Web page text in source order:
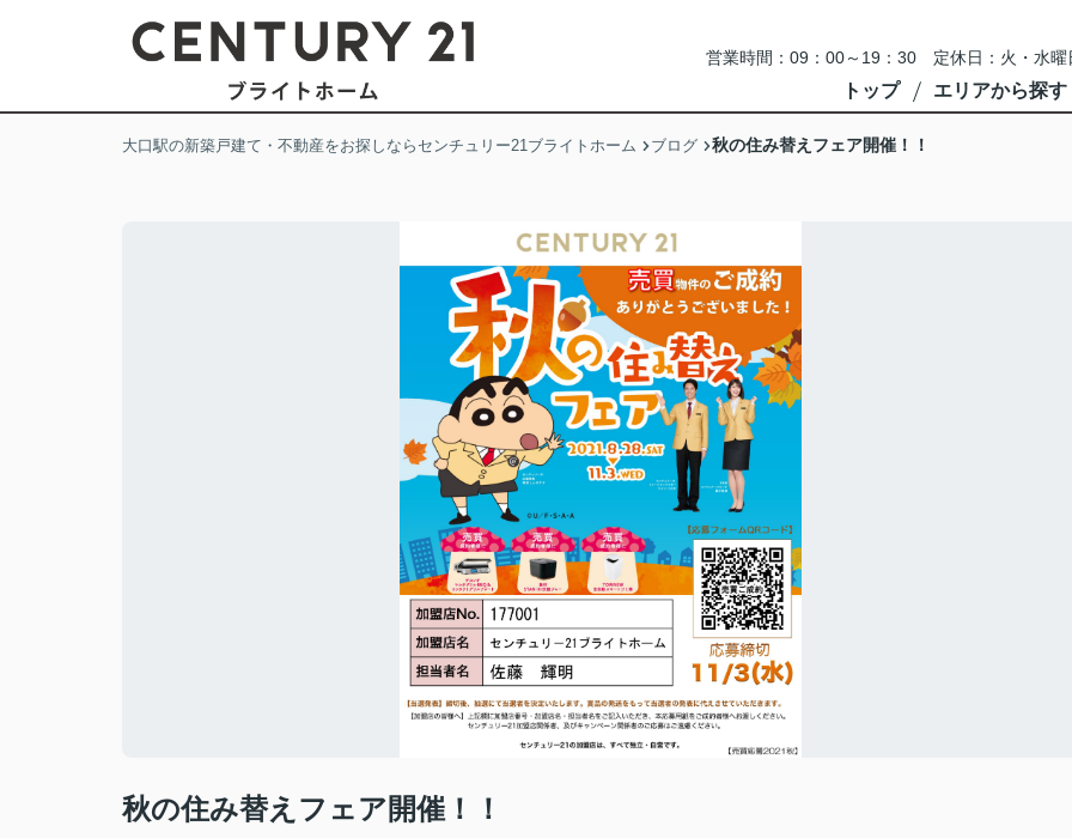
営業時間：09：00～19：30 定休日：火・水
トップ エリアから探す
大口駅の新築戸建て・不動産をお探しならセンチュリー21ブライトホーム ブログ 秋の住み替えフェア開催！！
秋の住み替えフェア開催！！